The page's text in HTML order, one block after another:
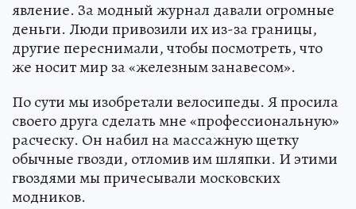
явление. За модный журнал давали огромные
деньги. Люди привозили их из-за границы,
другие переснимали, чтобы посмотреть, что
же носит мир за «железным занавесом».
По сути мы изобретали велосипеды. Я просила
своего друга сделать мне «профессиональную»
расческу. Он набил на массажную щетку
обычные гвозди, отломив им шляпки. И этими
гвоздями мы причесывали московских
модников.